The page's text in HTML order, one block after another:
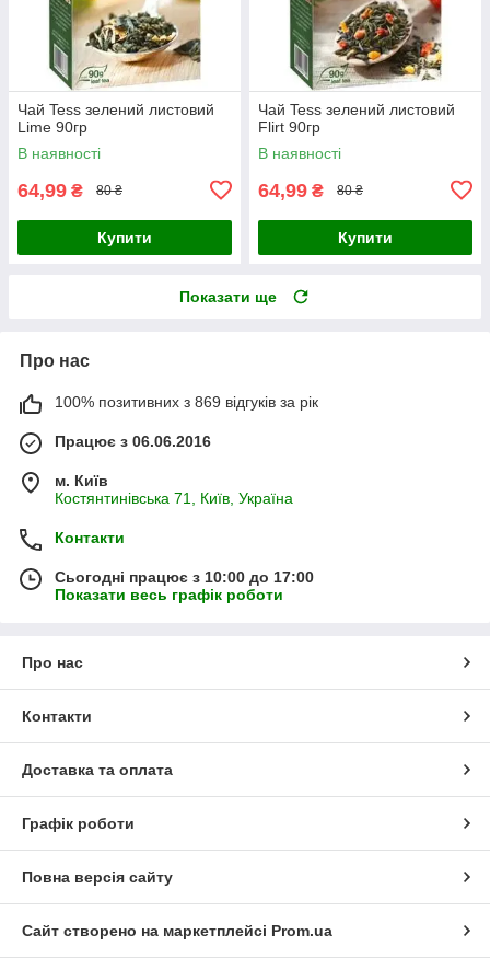
Чай Tess зелений листовий
Lime 90гр
В наявності
64,99 ₴ 80 ₴
Купити
Чай Tess зелений листовий
Flirt 90гр
В наявності
64,99 ₴ 80 ₴
Купити
Показати ще
Про нас
100% позитивних з 869 відгуків за рік
Працює з 06.06.2016
м. Київ
Костянтинівська 71, Київ, Україна
Контакти
Сьогодні працює з 10:00 до 17:00
Показати весь графік роботи
Про нас
Контакти
Доставка та оплата
Графік роботи
Повна версія сайту
Сайт створено на маркетплейсі Prom.ua